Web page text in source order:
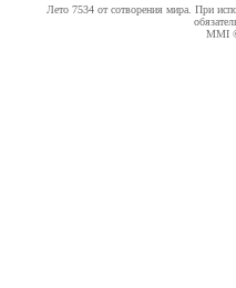
Лето 7534 от сотворения мира. При
MMI